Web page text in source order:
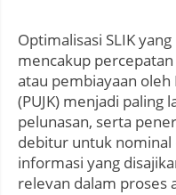
Optimalisasi SLIK
mencakup
atau pembiayaan oleh
(PUJK) menjadi paling
pelunasan, serta
debitur untuk nominal
informasi yang
relevan dalam proses